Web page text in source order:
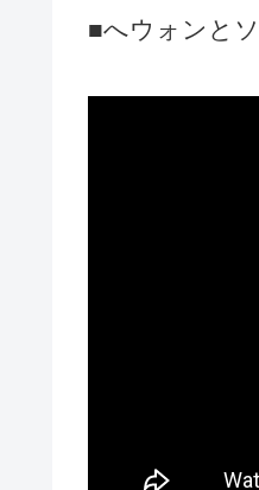
■へウォンと